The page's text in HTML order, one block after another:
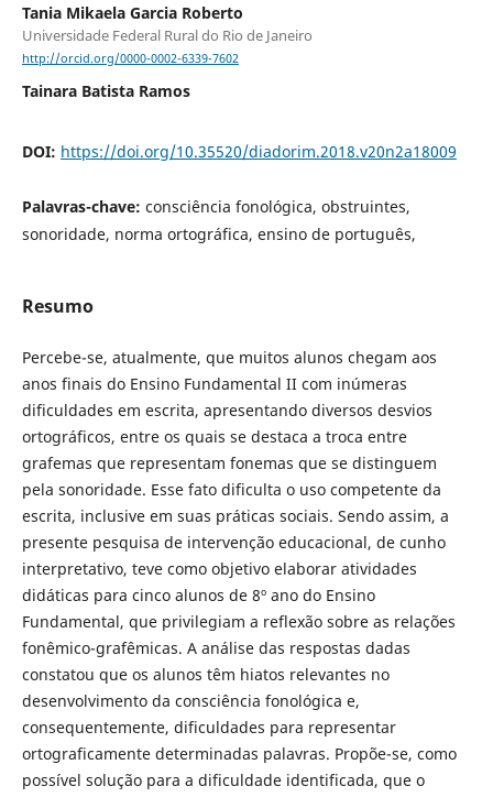
Tania Mikaela Garcia Roberto
Universidade Federal Rural do Rio de Janeiro
http://orcid.org/0000-0002-6339-7602
Tainara Batista Ramos
DOI: https://doi.org/10.35520/diadorim.2018.v20n2a18009
Palavras-chave: consciência fonológica, obstruintes,
sonoridade, norma ortográfica, ensino de português,
Resumo
Percebe-se, atualmente, que muitos alunos chegam aos
anos finais do Ensino Fundamental II com inúmeras
dificuldades em escrita, apresentando diversos desvios
ortográficos, entre os quais se destaca a troca entre
grafemas que representam fonemas que se distinguem
pela sonoridade. Esse fato dificulta o uso competente da
escrita, inclusive em suas práticas sociais. Sendo assim, a
presente pesquisa de intervenção educacional, de cunho
interpretativo, teve como objetivo elaborar atividades
didáticas para cinco alunos de 8º ano do Ensino
Fundamental, que privilegiam a reflexão sobre as relações
fonêmico-grafêmicas. A análise das respostas dadas
constatou que os alunos têm hiatos relevantes no
desenvolvimento da consciência fonológica e,
consequentemente, dificuldades para representar
ortograficamente determinadas palavras. Propõe-se, como
possível solução para a dificuldade identificada, que o